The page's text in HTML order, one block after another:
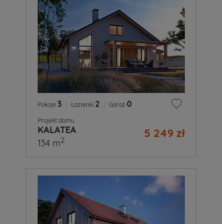
Pokoje 3 Łazienki 2 Garaż 0
Projekt domu
KALATEA 5 249 zł
134 m2